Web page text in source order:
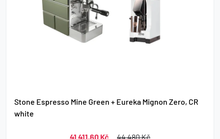
Stone Espresso Mine Green + Eureka Mignon Zero, CR
white
41 411,60 Kč 44 480 Kč